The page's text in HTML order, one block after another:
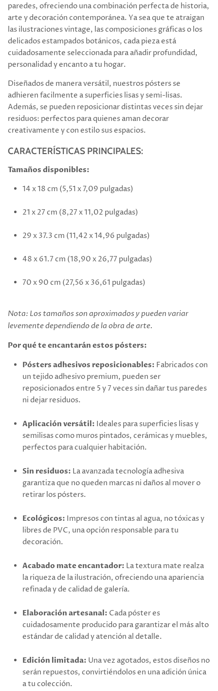
paredes, ofreciendo una combinación perfecta de historia,
arte y decoración contemporánea. Ya sea que te atraigan
las ilustraciones vintage, las composiciones gráficas o los
delicados estampados botánicos, cada pieza está
cuidadosamente seleccionada para añadir profundidad,
personalidad y encanto a tu hogar.
Diseñados de manera versátil, nuestros pósters se
adhieren facilmente a superficies lisas y semi-lisas.
Además, se pueden reposicionar distintas veces sin dejar
residuos: perfectos para quienes aman decorar
creativamente y con estilo sus espacios.
CARACTERÍSTICAS PRINCIPALES:
Tamaños disponibles:
14 x 18 cm (5,51 x 7,09 pulgadas)
21 x 27 cm (8,27 x 11,02 pulgadas)
29 x 37.3 cm (11,42 x 14,96 pulgadas)
48 x 61.7 cm (18,90 x 26,77 pulgadas)
70 x 90 cm (27,56 x 36,61 pulgadas)
Nota: Los tamaños son aproximados y pueden variar
levemente dependiendo de la obra de arte.
Por qué te encantarán estos pósters:
Pósters adhesivos reposicionables: Fabricados con
un tejido adhesivo premium, pueden ser
reposicionados entre 5 y 7 veces sin dañar tus paredes
ni dejar residuos.
Aplicación versátil: Ideales para superficies lisas y
semilisas como muros pintados, cerámicas y muebles,
perfectos para cualquier habitación.
Sin residuos: La avanzada tecnología adhesiva
garantiza que no queden marcas ni daños al mover o
retirar los pósters.
Ecológicos: Impresos con tintas al agua, no tóxicas y
libres de PVC, una opción responsable para tu
decoración.
Acabado mate encantador: La textura mate realza
la riqueza de la ilustración, ofreciendo una apariencia
refinada y de calidad de galería.
Elaboración artesanal: Cada póster es
cuidadosamente producido para garantizar el más alto
estándar de calidad y atención al detalle.
Edición limitada: Una vez agotados, estos diseños no
serán repuestos, convirtiéndolos en una adición única
a tu colección.